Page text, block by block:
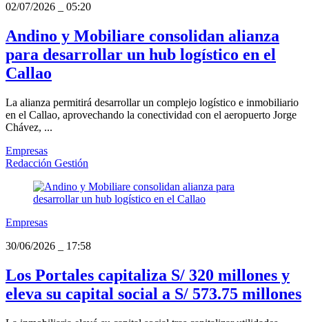
02/07/2026
05:20
Andino y Mobiliare consolidan alianza
para desarrollar un hub logístico en el
Callao
La alianza permitirá desarrollar un complejo logístico e inmobiliario
en el Callao, aprovechando la conectividad con el aeropuerto Jorge
Chávez, ...
Empresas
Redacción Gestión
Empresas
30/06/2026
17:58
Los Portales capitaliza S/ 320 millones y
eleva su capital social a S/ 573.75 millones